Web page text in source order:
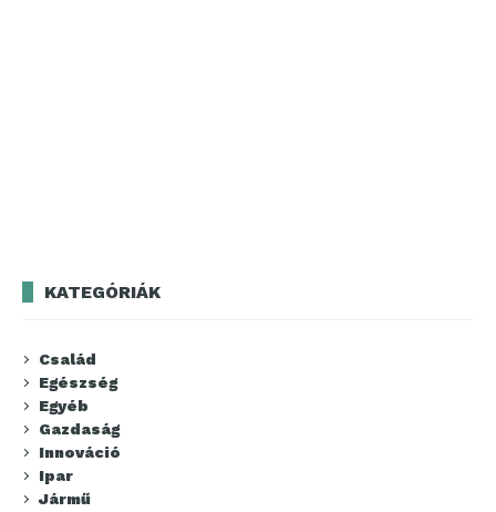
KATEGÓRIÁK
Család
Egészség
Egyéb
Gazdaság
Innováció
Ipar
Jármű